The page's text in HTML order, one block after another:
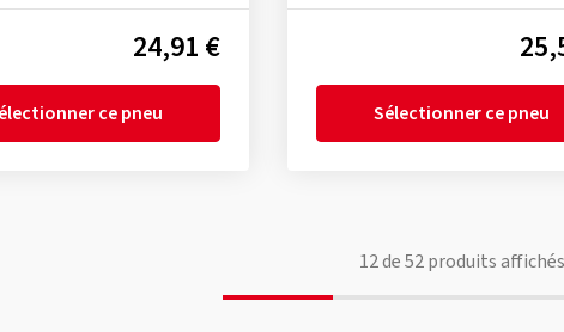
24,91 €
ce pneu Sélectionner ce pneu
12de52produits affichés